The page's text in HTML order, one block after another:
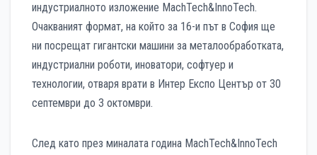
индустриалното изложение MachTech&InnoTech.
Очакваният формат, на който за 16-и път в София ще
ни посрещат гигантски машини за металообработката,
индустриални роботи, иноватори, софтуер и
технологии, отваря врати в Интер Експо Център от 30
септември до 3 октомври.
След като през миналата година MachTech&InnoTech